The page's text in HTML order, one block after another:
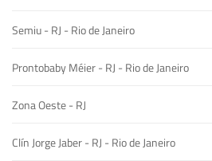
Semiu - RJ - Rio de Janeiro
Prontobaby Méier - RJ - Rio de Janeiro
Zona Oeste - RJ
Clín Jorge Jaber - RJ - Rio de Janeiro